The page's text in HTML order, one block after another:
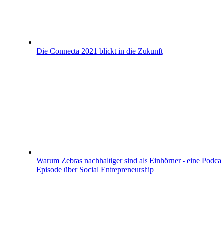
Die Connecta 2021 blickt in die Zukunft
Warum Zebras nachhaltiger sind als Einhörner - eine
Episode über Social Entrepreneurship